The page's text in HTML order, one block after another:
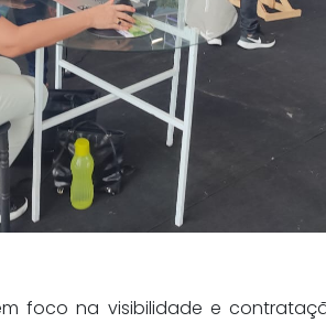
foco na visibilidade e